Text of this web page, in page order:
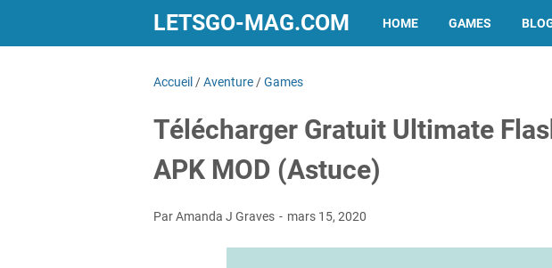
LETSGO-MAG.COM HOME GAMES
Accueil /Aventure /Games
Télécharger Gratuit Ultimate
APK MOD (Astuce)
Par Amanda J Graves mars 15, 2020